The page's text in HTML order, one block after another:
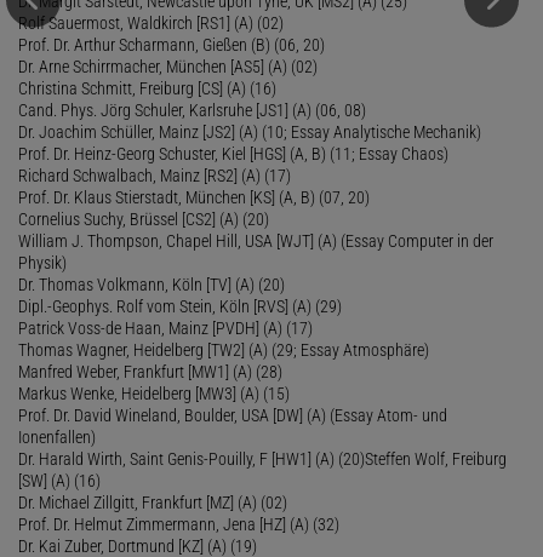
Rolf Sauermost, Waldkirch [RS1] (A) (02)
Prof. Dr. Arthur Scharmann, Gießen (B) (06, 20)
Dr. Arne Schirrmacher, München [AS5] (A) (02)
Christina Schmitt, Freiburg [CS] (A) (16)
Cand. Phys. Jörg Schuler, Karlsruhe [JS1] (A) (06, 08)
Dr. Joachim Schüller, Mainz [JS2] (A) (10; Essay Analytische Mechanik)
Prof. Dr. Heinz-Georg Schuster, Kiel [HGS] (A, B) (11; Essay Chaos)
Richard Schwalbach, Mainz [RS2] (A) (17)
Prof. Dr. Klaus Stierstadt, München [KS] (A, B) (07, 20)
Cornelius Suchy, Brüssel [CS2] (A) (20)
William J. Thompson, Chapel Hill, USA [WJT] (A) (Essay Computer in der
Physik)
Dr. Thomas Volkmann, Köln [TV] (A) (20)
Dipl.-Geophys. Rolf vom Stein, Köln [RVS] (A) (29)
Patrick Voss-de Haan, Mainz [PVDH] (A) (17)
Thomas Wagner, Heidelberg [TW2] (A) (29; Essay Atmosphäre)
Manfred Weber, Frankfurt [MW1] (A) (28)
Markus Wenke, Heidelberg [MW3] (A) (15)
Prof. Dr. David Wineland, Boulder, USA [DW] (A) (Essay Atom- und
Ionenfallen)
Dr. Harald Wirth, Saint Genis-Pouilly, F [HW1] (A) (20)Steffen Wolf, Freiburg
[SW] (A) (16)
Dr. Michael Zillgitt, Frankfurt [MZ] (A) (02)
Prof. Dr. Helmut Zimmermann, Jena [HZ] (A) (32)
Dr. Kai Zuber, Dortmund [KZ] (A) (19)